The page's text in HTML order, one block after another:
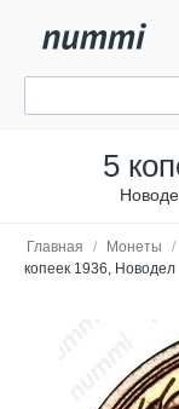
5
Главная / Монеты /
копеек 1936, Новодел